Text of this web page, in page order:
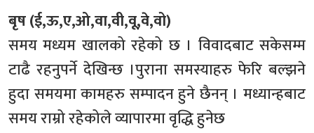
बृष (ई,ऊ,ए,ओ,वा,वी,वू,वे,वो)
समय मध्यम खालको रहेको छ । विवादबाट सकेसम्म
टाढै रहनुपर्ने देखिन्छ ।पुराना समस्याहरु फेरि बल्झने
हुदा समयमा कामहरु सम्पादन हुने छैनन् । मध्यान्हबाट
समय राम्रो रहेकोले व्यापारमा वृद्धि हुनेछ